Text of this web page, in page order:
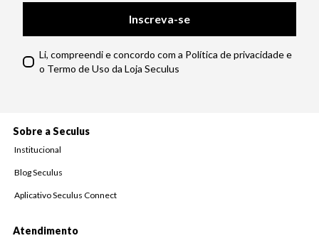
Inscreva-se
Li, compreendi e concordo com a Política de privacidade e
o Termo de Uso da Loja Seculus
Sobre a Seculus
Institucional
Blog Seculus
Aplicativo Seculus Connect
Atendimento